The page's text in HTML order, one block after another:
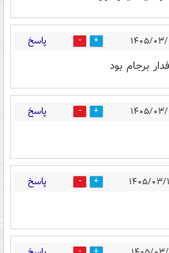
4 پاسخ
برجام بود
2 پاسخ
0 پاسخ